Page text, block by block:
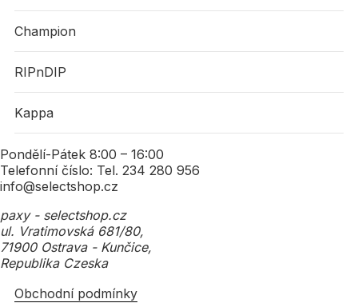
Champion
RIPnDIP
Kappa
Pondělí-Pátek 8:00 – 16:00
Telefonní číslo: Tel. 234 280 956
info@selectshop.cz
paxy - selectshop.cz
ul. Vratimovská 681/80,
71900 Ostrava - Kunčice,
Republika Czeska
Obchodní podmínky